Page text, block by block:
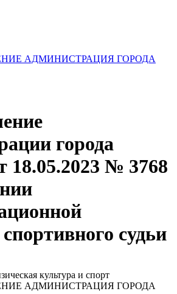
АДМИНИСТРАЦИЯ ГОРОДА
города
18.05.2023 № 3768
судьи
культура и спорт
АДМИНИСТРАЦИЯ ГОРОДА